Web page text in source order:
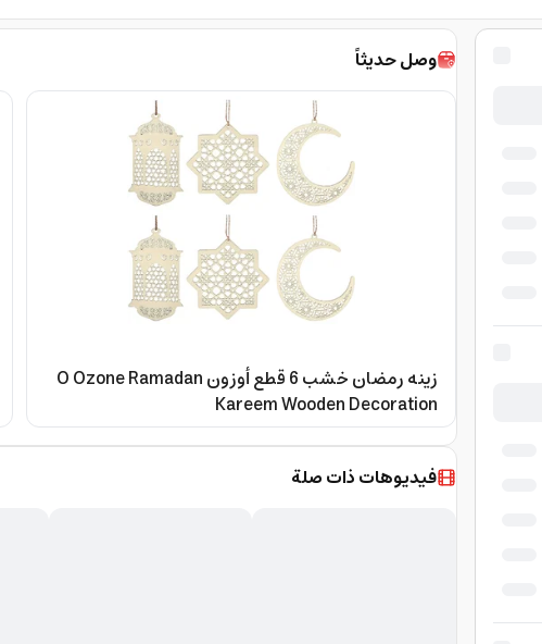
وصل حديثاً
زينه رمضان خشب 6 قطع أوزون O Ozone Ramadan
Kareem Wooden Decoration
فيديوهات ذات صلة